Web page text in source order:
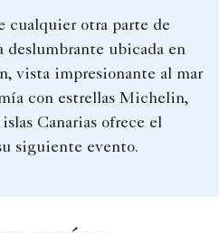
cualquier otra parte de
deslumbrante ubicada en
vista impresionante al mar
con estrellas Michelin,
Canarias ofrece el
siguiente evento.